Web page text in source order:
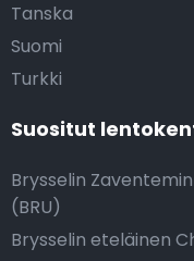
Tanska
Suomi
Turkki
Suositut
Brysselin
(BRU)
Brysselin eteläinen